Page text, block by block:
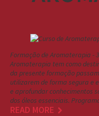
Formação de Aromaterapia -
Aromaterapia tem como
da presente formação
utilizarem de forma segura e
e aprofundar conhecimentos
dos óleos essenciais.
READ MORE